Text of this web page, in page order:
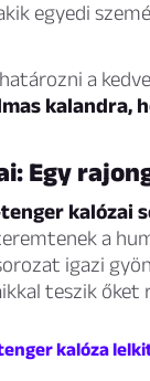
egyedi
a
kalandra,
Egy
kalózai
a
igazi
teszik őket
kalóza